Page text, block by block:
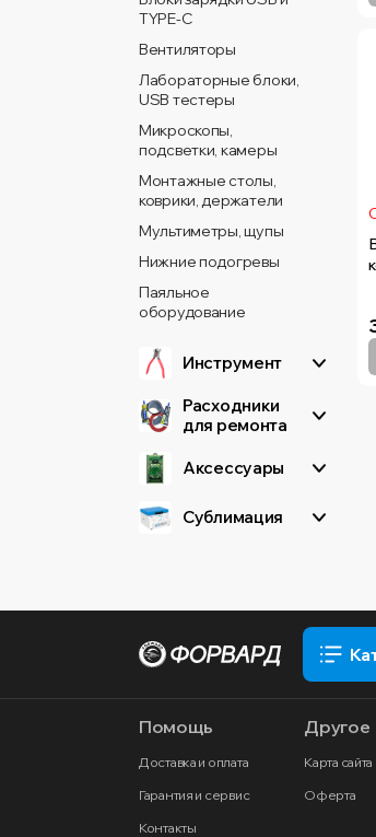
TYPE-C
Вентиляторы
Лабораторные блоки,
USB тестеры
Микроскопы,
подсветки, камеры
Монтажные столы,
коврики, держатели
Мультиметры, щупы
Нижние подогревы
Паяльное
оборудование
Станки, ЧПУ
Тепловизоры, ИК-
камеры
УФ Лампы
Лазерные машины
Полировальный станок
и расходники
компрессоры
Инструмент
Расходники
для ремонта
Аксессуары
Сублимация
Помощь
Доставка и оплата
Гарантия и сервис
Контакты
Другое
Карта сайта
Оферта